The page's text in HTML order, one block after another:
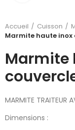
Accueil Cuisson
Marmite haute inox
Marmite
MARMITE TRAITEUR
Dimensions :